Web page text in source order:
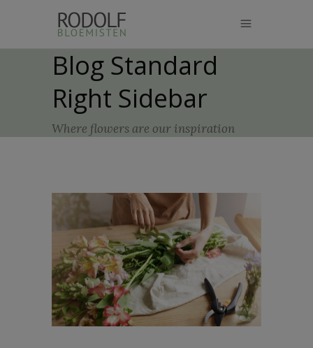
Blog Standard
Right Sidebar
Where flowers are our inspiration